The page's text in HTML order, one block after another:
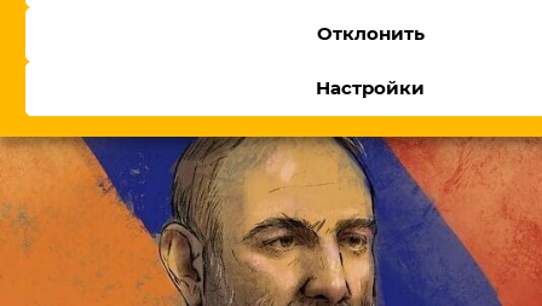
Отклонить
Настройки
От блокировки сайтов до соцсетей: как
меняется цифровое пространство в